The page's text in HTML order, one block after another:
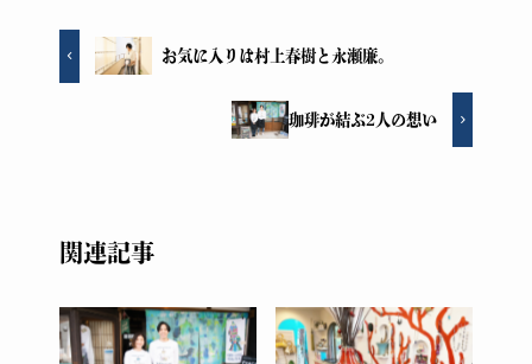
お気に入りは村上春樹と永瀬廉。
珈琲が結ぶ2人の想い
関連記事